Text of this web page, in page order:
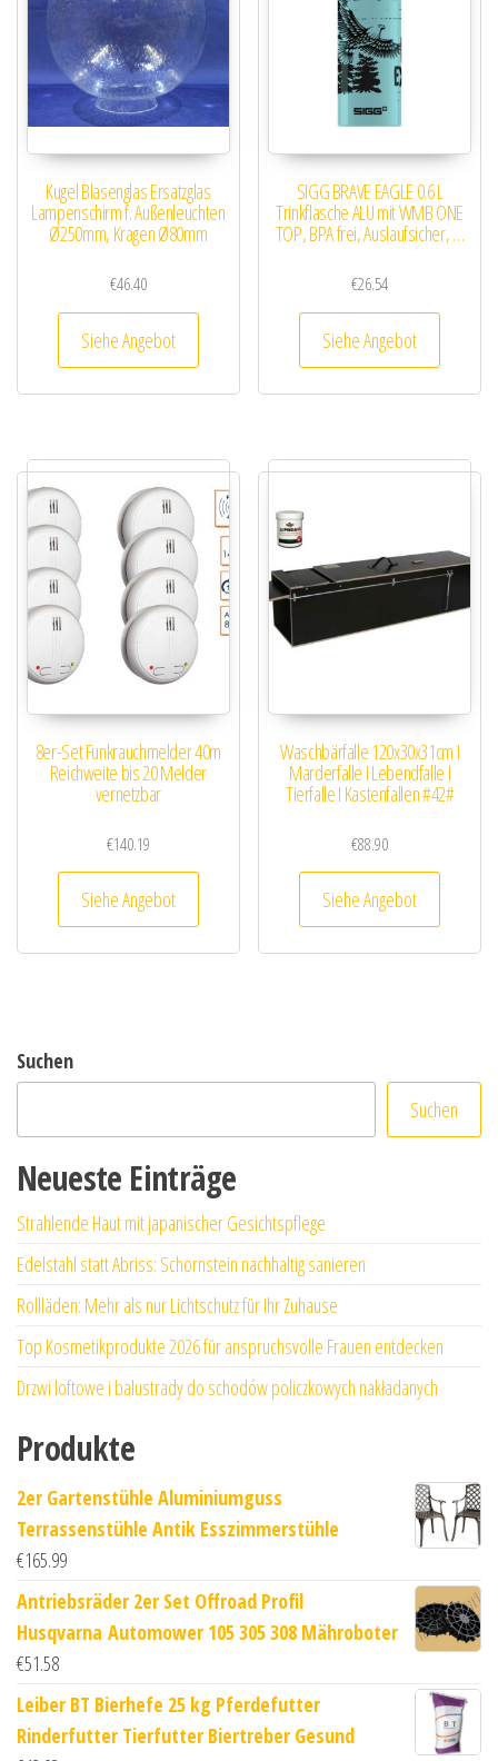
Kugel Blasenglas Ersatzglas
Lampenschirm f. Außenleuchten
Ø250mm, Kragen Ø80mm
€46.40
Siehe Angebot
SIGG BRAVE EAGLE 0.6 L
Trinkflasche ALU mit WMB ONE
TOP, BPA frei, Auslaufsicher, …
€26.54
Siehe Angebot
8er-Set Funkrauchmelder 40m
Reichweite bis 20 Melder
vernetzbar
€140.19
Siehe Angebot
Waschbärfalle 120x30x31cm I
Marderfalle I Lebendfalle I
Tierfalle I Kastenfallen #42#
€88.90
Siehe Angebot
Suchen
Suchen
Neueste Einträge
Strahlende Haut mit japanischer Gesichtspflege
Edelstahl statt Abriss: Schornstein nachhaltig sanieren
Rollläden: Mehr als nur Lichtschutz für Ihr Zuhause
Top Kosmetikprodukte 2026 für anspruchsvolle Frauen entdecken
Drzwi loftowe i balustrady do schodów policzkowych nakładanych
Produkte
2er Gartenstühle Aluminiumguss
Terrassenstühle Antik Esszimmerstühle
€165.99
Antriebsräder 2er Set Offroad Profil
Husqvarna Automower 105 305 308 Mähroboter
€51.58
Leiber BT Bierhefe 25 kg Pferdefutter
Rinderfutter Tierfutter Biertreber Gesund